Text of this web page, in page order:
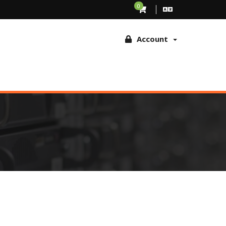
om fraude en misbruik te voorkomen. Door verder te surfen op
0
Account